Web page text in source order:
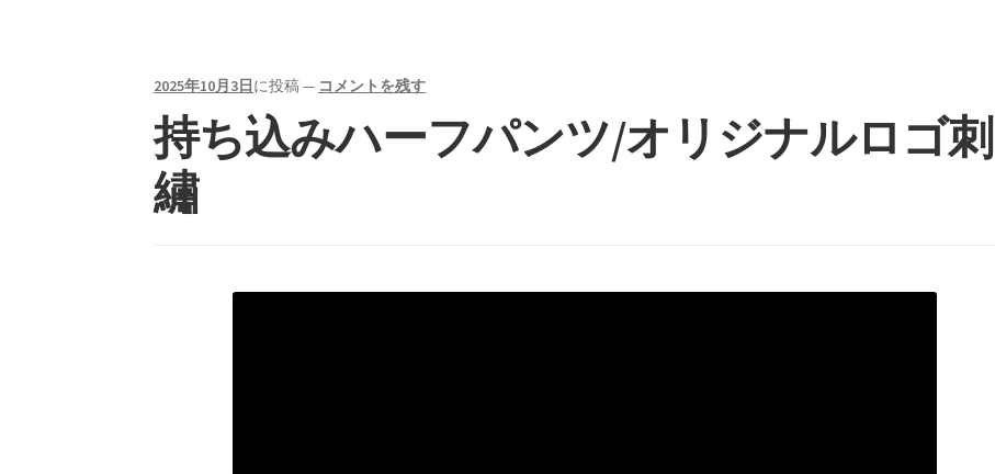
2025年10月3日 に投稿— コメントを残す
持ち込みハーフパンツ/オリジナルロゴ刺
繡